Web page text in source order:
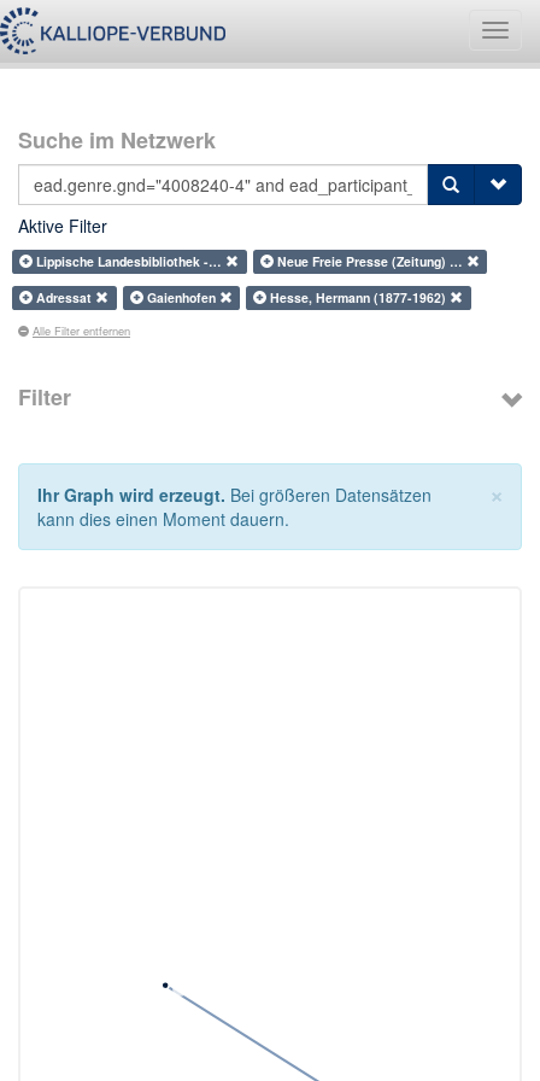
Suche im Netzwerk
Aktive Filter
Lippische Landesbibliothek -…
Neue Freie Presse (Zeitung) …
Adressat
Gaienhofen Hesse, Hermann (1877-1962)
Alle Filter entfernen
Filter
×
Ihr Graph wird erzeugt. Bei größeren Datensätzen
kann dies einen Moment dauern.